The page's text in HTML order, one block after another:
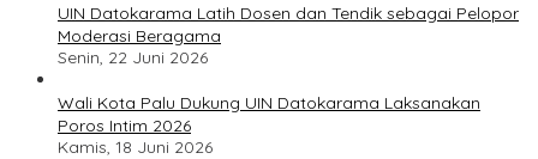
UIN Datokarama Latih Dosen dan Tendik sebagai Pelopor
Moderasi Beragama
Senin, 22 Juni 2026
Wali Kota Palu Dukung UIN Datokarama Laksanakan
Poros Intim 2026
Kamis, 18 Juni 2026